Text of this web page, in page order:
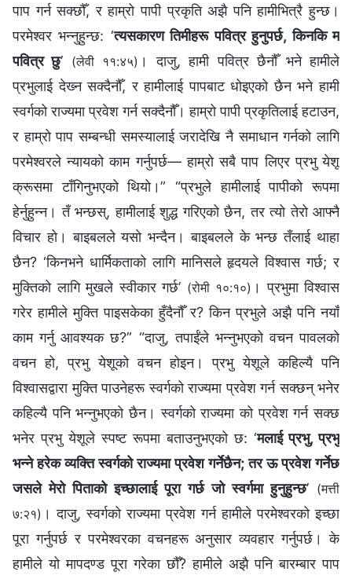
पाप गर्न सक्छौँ, र हाम्रो पापी प्रकृति अझै पनि हामीभित्रै हुन्छ।
परमेश्‍वर भन्नुहुन्छ: ‘त्यसकारण तिमीहरू पवित्र हुनुपर्छ, किनकि म
पवित्र छु’ (लेवी ११:४५) । दाजु, हामी पवित्र छैनौँ भने हामीले
प्रभुलाई देख्‍न सक्दैनौँ, र हामीलाई पापबाट धोइएको छैन भने हामी
स्वर्गको राज्यमा प्रवेश गर्न सक्दैनौँ। हाम्रो पापी प्रकृतिलाई हटाउन,
र हाम्रो पाप सम्‍बन्धी समस्यालाई जरादेखि नै समाधान गर्नको लागि
परमेश्‍वरले न्यायको काम गर्नुपर्छ— हाम्रो सबै पाप लिएर प्रभु येशू
क्रूसमा टाँगिनुभएको थियो।” “प्रभुले हामीलाई पापीको रूपमा
हेर्नुहुन्‍न। तँ भन्छस्, हामीलाई शुद्ध गरिएको छैन, तर त्यो तेरो आफ्‍नै
विचार हो। बाइबलले यसो भन्दैन। बाइबलले के भन्छ तँलाई थाहा
छैन? ‘किनभने धार्मिकताको लागि मानिसले हृदयले विश्‍वास गर्छ; र
मुक्तिको लागि मुखले स्वीकार गर्छ’ (रोमी १०:१०) । प्रभुमा विश्‍वास
गरेर हामीले मुक्ति पाइसकेका हुँदैनौँ र? किन प्रभुले अझै पनि नयाँ
काम गर्नु आवश्यक छ?” “दाजु, तपाईंले भन्‍नुभएको वचन पावलको
वचन हो, प्रभु येशूको वचन होइन। प्रभु येशूले कहिल्यै पनि
विश्‍वासद्वारा मुक्ति पाउनेहरू स्वर्गको राज्यमा प्रवेश गर्न सक्छन् भनेर
कहिल्यै पनि भन्‍नुभएको छैन। स्वर्गको राज्यमा को प्रवेश गर्न सक्छ
भनेर प्रभु येशूले स्पष्ट रूपमा बताउनुभएको छ: ‘मलाई प्रभु, प्रभु
भन्ने हरेक व्यक्ति स्वर्गको राज्यमा प्रवेश गर्नेछैन; तर ऊ प्रवेश गर्नेछ
जसले मेरो पिताको इच्‍छालाई पूरा गर्छ जो स्वर्गमा हुनुहुन्छ’ (मत्ती
७:२१) । दाजु, स्वर्गको राज्यमा प्रवेश गर्न हामीले परमेश्‍वरको इच्‍छा
पूरा गर्नुपर्छ र परमेश्‍वरका वचनहरू अनुसार व्यवहार गर्नुपर्छ। के
हामीले यो मापदण्ड पूरा गरेका छौँ? हामीले अझै पनि बारम्‍बार पाप